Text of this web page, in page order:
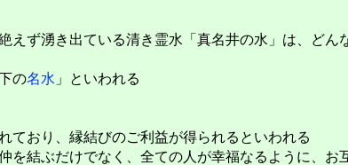
えず湧き出ている清き霊水「真名井の水」は、どん
の名水 」といわれる
ており、縁結びのご利益が得られるといわれる
を結ぶだけでなく、全ての人が幸福なるように、お